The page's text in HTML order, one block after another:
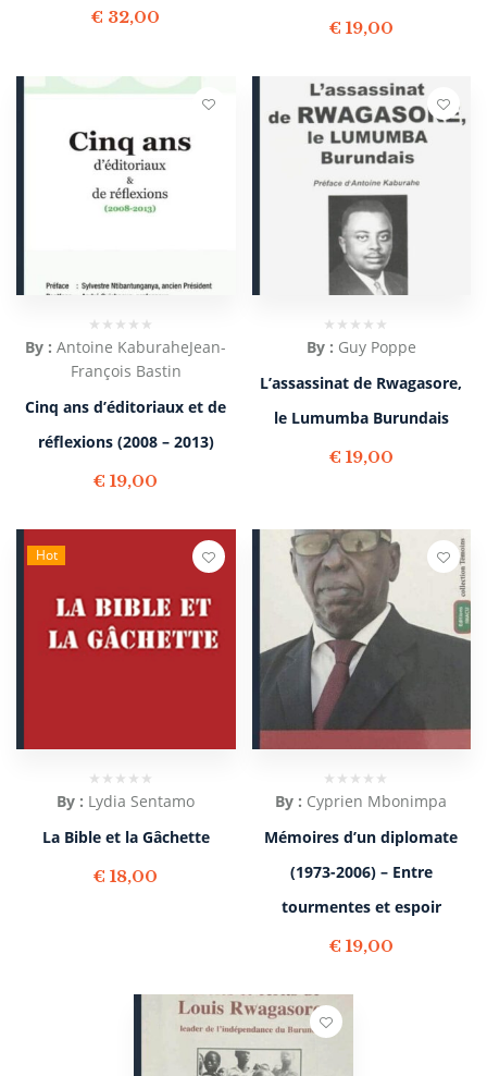
€ 32,00
€ 19,00
By :Antoine KaburaheJean-
François Bastin
Cinq ans d’éditoriaux et de
réflexions (2008 – 2013)
€ 19,00
By : Guy Poppe
L’assassinat de Rwagasore,
le Lumumba Burundais
€ 19,00
Hot
By : Lydia Sentamo
La Bible et la Gâchette
€ 18,00
By : Cyprien Mbonimpa
Mémoires d’un diplomate
(1973-2006) – Entre
tourmentes et espoir
€ 19,00